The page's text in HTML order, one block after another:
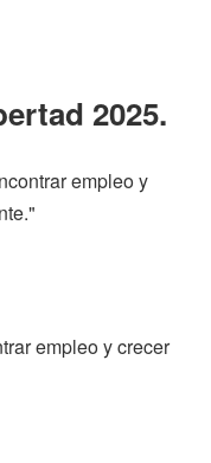
2025.
empleo y
empleo y crecer